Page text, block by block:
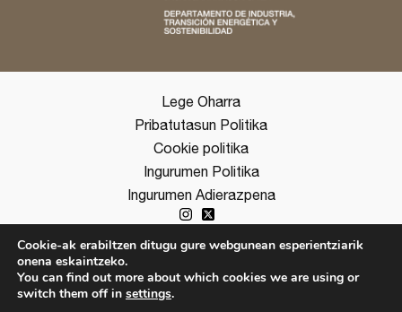
Lege Oharra
Pribatutasun Politika
Cookie politika
Ingurumen Politika
Ingurumen Adierazpena
Cookie-ak erabiltzen ditugu gure webgunean esperientziarik
onena eskaintzeko.
You can find out more about which cookies we are using or
switch them off in settings.